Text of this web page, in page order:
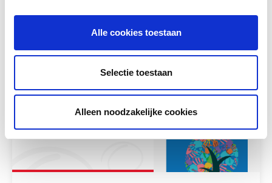
Alle cookies toestaan
Selectie toestaan
Alleen noodzakelijke cookies
Andere bezoekers bekeken ook
Gerelateerde vakkennis